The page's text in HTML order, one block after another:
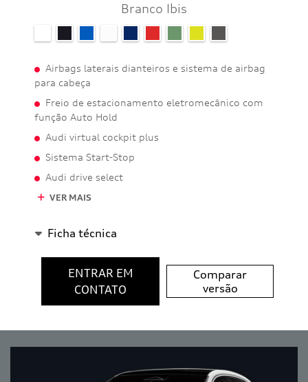
Branco Ibis
Airbags laterais dianteiros e sistema de airbag
para cabeça
Freio de estacionamento eletromecânico com
função Auto Hold
Audi virtual cockpit plus
Sistema Start-Stop
Audi drive select
VER MAIS
Ficha técnica
ENTRAR EM
CONTATO
Comparar
versão